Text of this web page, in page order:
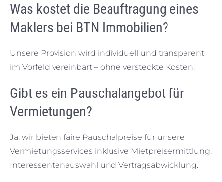
Was kostet die Beauftragung eines
Maklers bei BTN Immobilien?
Unsere Provision wird individuell und transparent
im Vorfeld vereinbart – ohne versteckte Kosten.
Gibt es ein Pauschalangebot für
Vermietungen?
Ja, wir bieten faire Pauschalpreise für unsere
Vermietungsservices inklusive Mietpreisermittlung,
Interessentenauswahl und Vertragsabwicklung.